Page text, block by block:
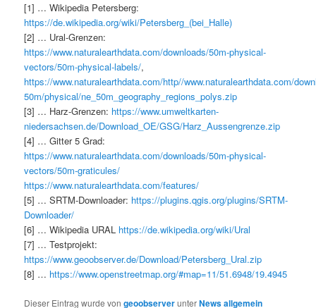
[1] … Wikipedia Petersberg:
https://de.wikipedia.org/wiki/Petersberg_(bei_Halle)
[2] … Ural-Grenzen:
https://www.naturalearthdata.com/downloads/50m-physical-
vectors/50m-physical-labels/,
https://www.naturalearthdata.com/http//www.naturalearthdata.com/
50m/physical/ne_50m_geography_regions_polys.zip
[3] … Harz-Grenzen: https://www.umweltkarten-
niedersachsen.de/Download_OE/GSG/Harz_Aussengrenze.zip
[4] … Gitter 5 Grad:
https://www.naturalearthdata.com/downloads/50m-physical-
vectors/50m-graticules/
https://www.naturalearthdata.com/features/
[5] … SRTM-Downloader: https://plugins.qgis.org/plugins/SRTM-
Downloader/
[6] … Wikipedia URAL https://de.wikipedia.org/wiki/Ural
[7] … Testprojekt:
https://www.geoobserver.de/Download/Petersberg_Ural.zip
[8] … https://www.openstreetmap.org/#map=11/51.6948/19.4945
Dieser Eintrag wurde vongeoobserverunterNews allgemein